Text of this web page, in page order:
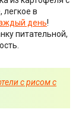
в
день!
питательной,
с рисом с